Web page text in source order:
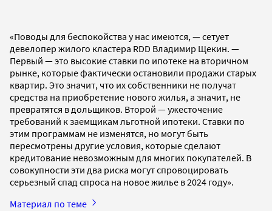
«Поводы для беспокойства у нас имеются, — сетует
девелопер жилого кластера RDD Владимир Щекин. —
Первый — это высокие ставки по ипотеке на вторичном
рынке, которые фактически остановили продажи старых
квартир. Это значит, что их собственники не получат
средства на приобретение нового жилья, а значит, не
превратятся в дольщиков. Второй — ужесточение
требований к заемщикам льготной ипотеки. Ставки по
этим программам не изменятся, но могут быть
пересмотрены другие условия, которые сделают
кредитование невозможным для многих покупателей. В
совокупности эти два риска могут спровоцировать
серьезный спад спроса на новое жилье в 2024 году».
Материал по теме